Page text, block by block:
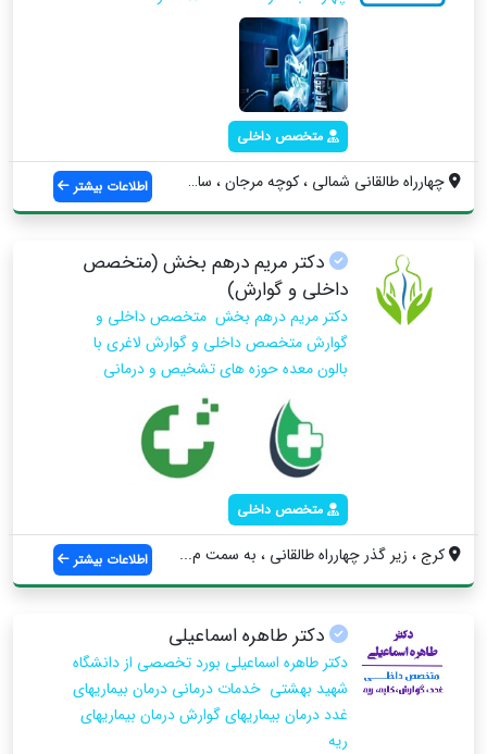
متخصص داخلی
چهارراه طالقانی شمالی ، کوچه مرجان ، ساخ... اطلاعات بیشتر
دکتر مریم درهم بخش (متخصص
داخلی و گوارش)
دکتر مریم درهم بخش متخصص داخلی و
گوارش متخصص داخلی و گوارش لاغری با
بالون معده حوزه های تشخیص و درمانی
متخصص داخلی
کرج ، زیر گذر چهارراه طالقانی ، به سمت م... اطلاعات بیشتر
دکتر طاهره اسماعیلی
دکتر طاهره اسماعیلی بورد تخصصی از دانشگاه
شهید بهشتی خدمات درمانی درمان بیماریهای
غدد درمان بیماریهای گوارش درمان بیماریهای
ریه